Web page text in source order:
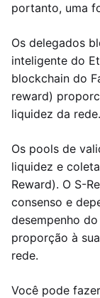
portanto, uma
Os delegados
inteligente do
blockchain do
reward)
liquidez da rede.
Os pools de
liquidez e
Reward). O S-
consenso e
desempenho
proporção à
rede.
Você pode